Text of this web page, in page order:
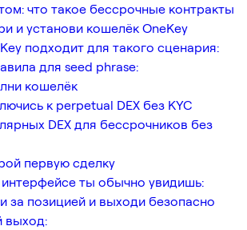
что такое бессрочные контракты
и установи кошелёк OneKey
подходит для такого сценария:
для seed phrase:
кошелёк
к perpetual DEX без KYC
DEX для бессрочников без
первую сделку
ты обычно увидишь:
за позицией и выходи безопасно
выход: